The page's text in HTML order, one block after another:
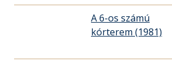
A 6-os számú
kórterem (1981)